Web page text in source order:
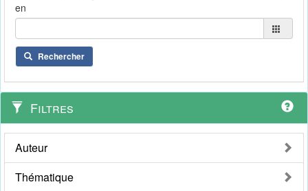
en
Rechercher
Filtres
Auteur
Thématique